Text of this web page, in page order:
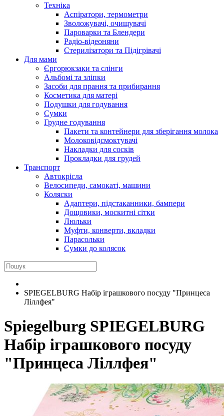
Техніка
Аспіратори, термометри
Зволожувачі, очищувачі
Пароварки та Блендери
Радіо-відеоняни
Стерилізатори та Підігрівачі
Для мами
Єргорюкзаки та слінги
Альбомі та зліпки
Засоби для прання та прибирання
Косметика для матері
Подушки для годування
Сумки
Грудне годування
Пакети та контейнери для зберігання молока
Молоковідсмоктувачі
Накладки для сосків
Прокладки для грудей
Транспорт
Автокрісла
Велосипеди, самокаті, машини
Коляски
Адаптери, підстаканники, бампери
Дощовики, москитні сітки
Люльки
Муфти, конверти, вкладки
Парасольки
Сумки до колясок
SPIEGELBURG Набір іграшкового посуду "Принцеса
Ліллфея"
Spiegelburg SPIEGELBURG
Набір іграшкового посуду
"Принцеса Ліллфея"